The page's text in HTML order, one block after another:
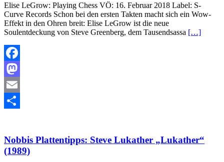
Elise LeGrow: Playing Chess VÖ: 16. Februar 2018 Label: S-
Curve Records Schon bei den ersten Takten macht sich ein Wow-
Effekt in den Ohren breit: Elise LeGrow ist die neue
Soulentdeckung von Steve Greenberg, dem Tausendsassa […]
Facebook
Mastodon
Email
Nobbis Plattentipps: Steve Lukather „Lukather“
(1989)